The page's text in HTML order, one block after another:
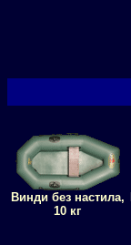
Винди без настила,
10 кг